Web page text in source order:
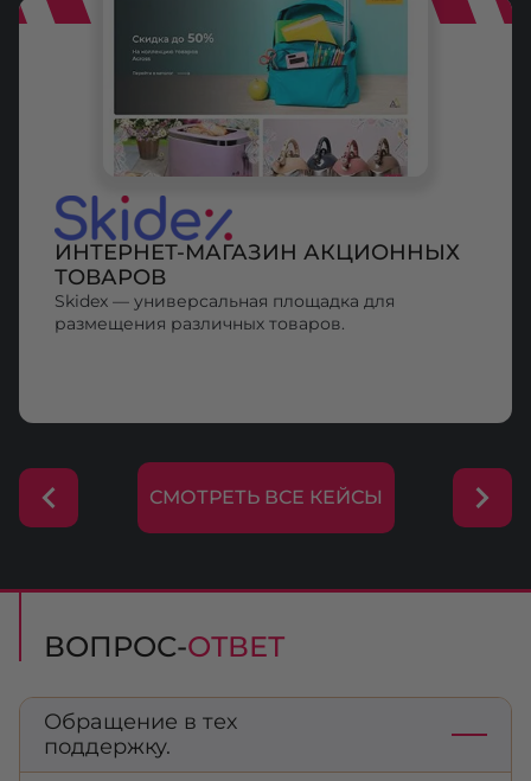
ИНТЕРНЕТ-МАГАЗИН АКЦИОННЫХ
ТОВАРОВ
Skidex — универсальная площадка для
размещения различных товаров.
СМОТРЕТЬ ВСЕ КЕЙСЫ
ВОПРОС-ОТВЕТ
Обращение в тех
поддержку.